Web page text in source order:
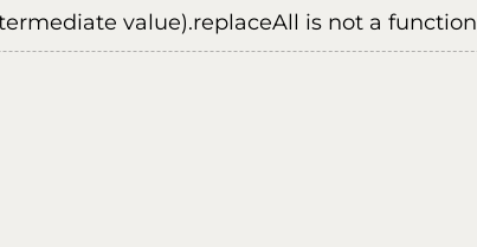
value).replaceAll is not a function